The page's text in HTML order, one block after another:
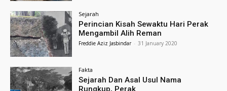
Sejarah
Perincian Kisah Sewaktu Hari Perak
Mengambil Alih Reman
Freddie Aziz Jasbindar - 31 January 2020
Fakta
Sejarah Dan Asal Usul Nama
Rungkup, Perak